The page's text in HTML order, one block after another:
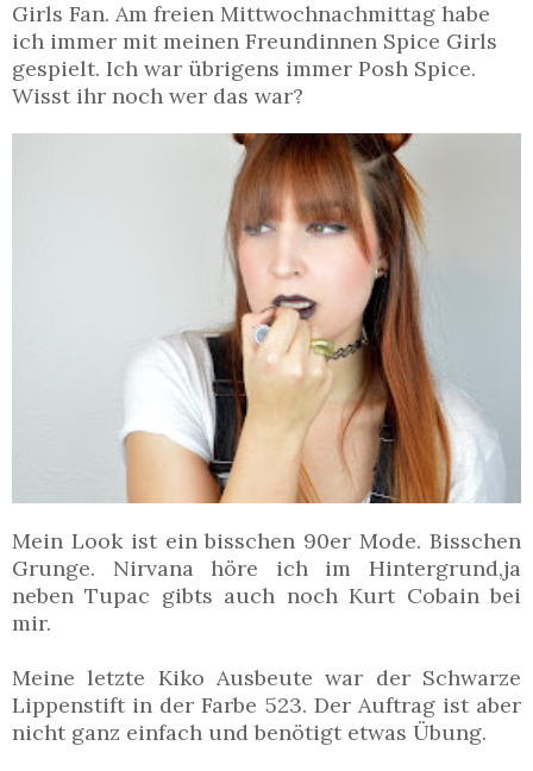
Girls Fan. Am freien Mittwochnachmittag habe
ich immer mit meinen Freundinnen Spice Girls
gespielt. Ich war übrigens immer Posh Spice.
Wisst ihr noch wer das war?
Mein Look ist ein bisschen 90er Mode. Bisschen
Grunge. Nirvana höre ich im Hintergrund,ja
neben Tupac gibts auch noch Kurt Cobain bei
mir.
Meine letzte Kiko Ausbeute war der Schwarze
Lippenstift in der Farbe 523. Der Auftrag ist aber
nicht ganz einfach und benötigt etwas Übung.